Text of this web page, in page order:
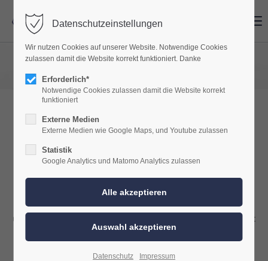
SmartSound 7.0das perfekte
Subwoofer Upgrade für Ihr
Fahrzeug.
Wenn Sie in Raum Koblenz und Neuwied wohnen und
unzufrieden mit dem Klang Ihres Fahrzeugs sind, dann ist es Zeit
für eine Veränderung! Unsere SmartSound Konzepte bieten
hochwertige Soundpakete, die Ihnen ein unvergleichliches
Datenschutzeinstellungen
Wir nutzen Cookies auf unserer Website. Notwendige Cookies
zulassen damit die Website korrekt funktioniert. Danke
Erforderlich*
Notwendige Cookies zulassen damit die Website korrekt
funktioniert
Externe Medien
Externe Medien wie Google Maps, und Youtube zulassen
Statistik
Google Analytics und Matomo Analytics zulassen
Datenschutz Impressum